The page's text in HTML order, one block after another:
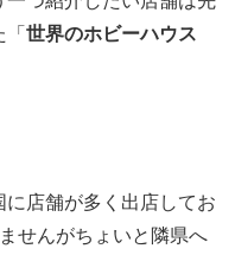
世界のホビーハウス
店舗が多く出店してお
せんがちょいと隣県へ